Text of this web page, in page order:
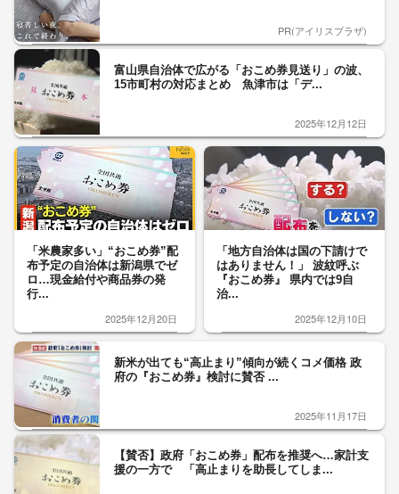
PR(アイリスプラザ)
富山県自治体で広がる「おこめ券見送り」の波、
15市町村の対応まとめ 魚津市は「デ...
2025年12月12日
「米農家多い」“おこめ券”配
布予定の自治体は新潟県でゼ
ロ…現金給付や商品券の発
行...
2025年12月20日
「地方自治体は国の下請けで
はありません！」 波紋呼ぶ
『おこめ券』 県内では9自
治...
2025年12月10日
新米が出ても“高止まり”傾向が続くコメ価格 政
府の『おこめ券』検討に賛否 ...
2025年11月17日
【賛否】政府「おこめ券」配布を推奨へ…家計支
援の一方で 「高止まりを助長してしま...